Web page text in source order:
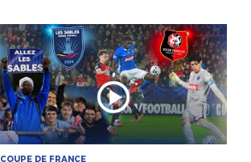
COUPE DE FRANCE